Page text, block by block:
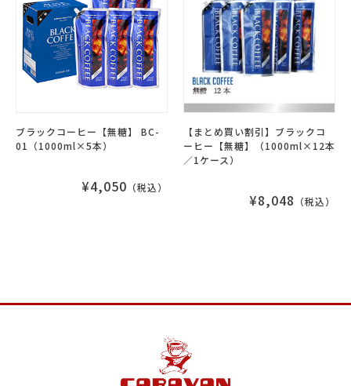
ブラックコーヒー【無糖】 BC-
01（1000ml×5本）
¥4,050 （税込）
【まとめ買い割引】ブラックコ
ーヒー【無糖】（1000ml×12本
／1ケース）
¥8,048 （税込）